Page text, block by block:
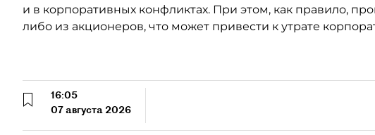
и в корпоративных конфликтах. При этом, как правило,
либо из акционеров, что может привести к утрате
16:05
07 августа 2026